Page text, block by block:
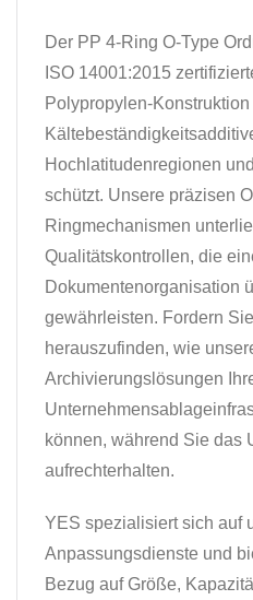
Der PP 4-Ring O-Type
ISO 14001:2015
Polypropylen-
Hochlatitudenregionen
schützt. Unsere präzisen
Ringmechanismen
Qualitätskontrollen, die
Dokumentenorganisation
gewährleisten. Fordern
herauszufinden, wie
Archivierungslösungen
können, während Sie das
aufrechterhalten.
YES spezialisiert sich auf
Anpassungsdienste und
Bezug auf Größe,